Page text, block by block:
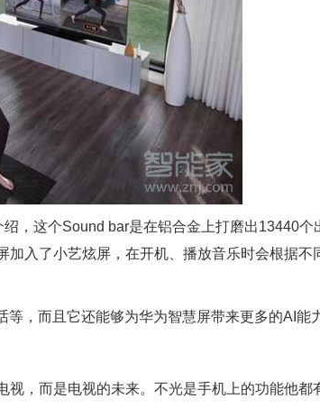
，这个Sound bar是在铝合金上打磨出13440个
入了小艺炫屏，在开机、播放音乐时会根据不
，而且它还能够为华为智慧屏带来更多的AI能
，而是电视的未来。不光是手机上的功能他都